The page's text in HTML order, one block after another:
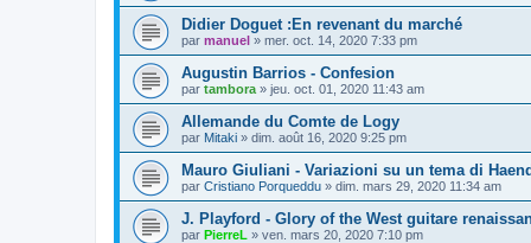
Didier Doguet :En revenant du marché
par manuel » mer. oct. 14, 2020 7:33 pm
Augustin Barrios - Confesion
par tambora » jeu. oct. 01, 2020 11:43 am
Allemande du Comte de Logy
par Mitaki » dim. août 16, 2020 9:25 pm
Mauro Giuliani - Variazioni su un tema di
par Cristiano Porqueddu » dim. mars 29, 2020 11:34 am
J. Playford - Glory of the West guitare
par PierreL » ven. mars 20, 2020 7:10 pm